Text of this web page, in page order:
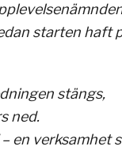
starten haft
stängs,
ned.
– en